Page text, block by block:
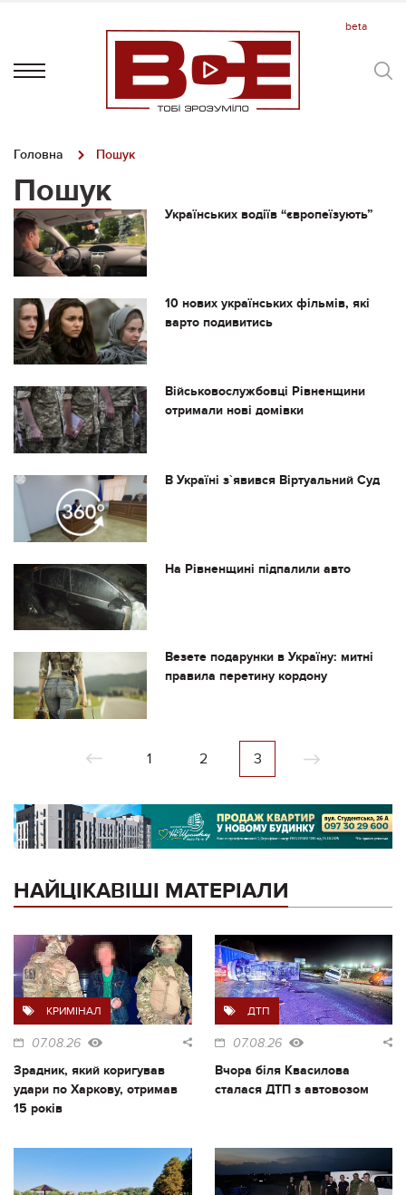
Головна Пошук
Пошук
Українських водіїв “європеїзують”
10 нових українських фільмів, які
варто подивитись
Військовослужбовці Рівненщини
отримали нові домівки
В Україні з`явився Віртуальний Суд
На Рівненщині підпалили авто
Везете подарунки в Україну: митні
правила перетину кордону
1 2 3
НАЙЦІКАВІШІ МАТЕРІАЛИ
КРИМІНАЛ
07.08.26
Зрадник, який коригував
удари по Харкову, отримав
15 років
ДТП
07.08.26
Вчора біля Квасилова
сталася ДТП з автовозом